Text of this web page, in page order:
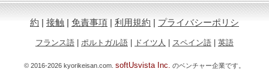
約 | 接触 | 免責事項 | 利用規約 | プライバシーポリシ
フランス語 | ポルトガル語 | ドイツ人 | スペイン語 | 英語
© 2016-2026 kyorikeisan.com. softUsvista Inc. のベンチャー企業です。